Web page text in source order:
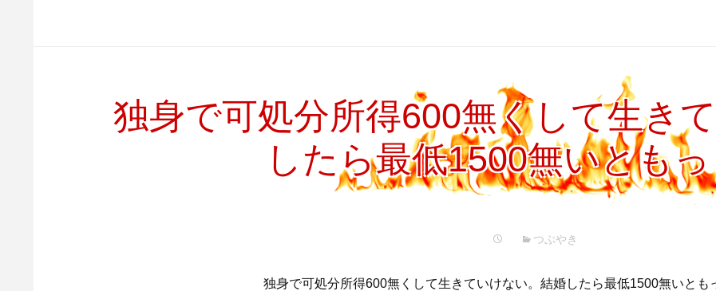
独身で可処分所得600無くして生き
したら最低1500無いとも
つぶやき
独身で可処分所得600無くして生きていけない。結婚したら最低1500無いとも